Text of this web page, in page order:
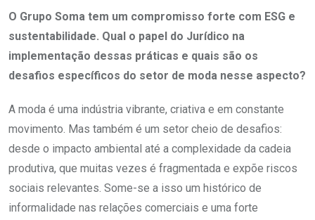
O Grupo Soma tem um compromisso forte com ESG e
sustentabilidade. Qual o papel do Jurídico na
implementação dessas práticas e quais são os
desafios específicos do setor de moda nesse aspecto?
A moda é uma indústria vibrante, criativa e em constante
movimento. Mas também é um setor cheio de desafios:
desde o impacto ambiental até a complexidade da cadeia
produtiva, que muitas vezes é fragmentada e expõe riscos
sociais relevantes. Some-se a isso um histórico de
informalidade nas relações comerciais e uma forte